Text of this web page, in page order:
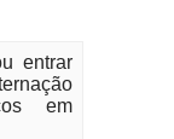
entrar
em